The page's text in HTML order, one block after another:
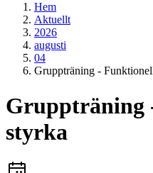
Hem
Aktuellt
2026
augusti
04
Gruppträning -
Gruppträning
styrka